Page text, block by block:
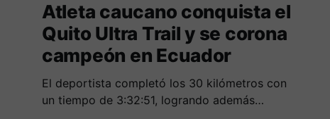
Atleta caucano conquista el
Quito Ultra Trail y se corona
campeón en Ecuador
El deportista completó los 30 kilómetros con
un tiempo de 3:32:51, logrando además